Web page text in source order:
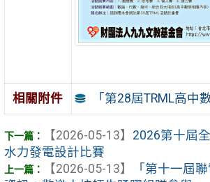
相關附件 「第28屆TRML高中
【2026-05-13】 2026第十屆
水力發電設計比賽
【2026-05-13】
「第十一屆